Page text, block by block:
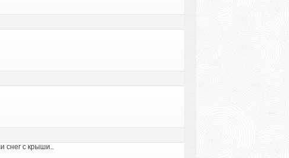
снег с крыши..